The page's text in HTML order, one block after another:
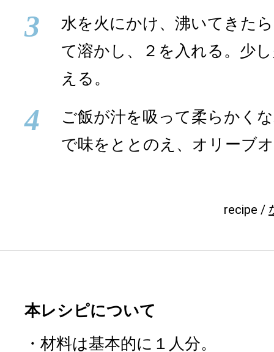
3
水を火にかけ、沸いてきた
て溶かし、２を入れる。少
える。
4
ご飯が汁を吸って柔らかく
で味をととのえ、オリーブ
recipe /
本レシピについて
・材料は基本的に１人分。